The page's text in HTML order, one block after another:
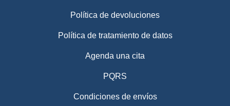
Política de devoluciones
Política de tratamiento de datos
Agenda una cita
PQRS
Condiciones de envíos